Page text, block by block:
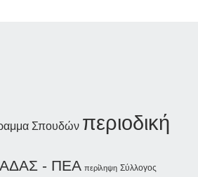
Σπουδών περιοδική
- ΠΕΑ περίληψη Σύλλογος